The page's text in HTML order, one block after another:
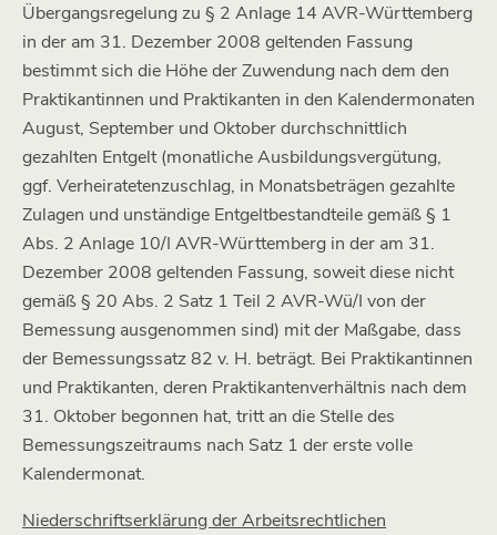
Übergangsregelung zu § 2 Anlage 14 AVR-Württemberg
in der am 31. Dezember 2008 geltenden Fassung
bestimmt sich die Höhe der Zuwendung nach dem den
Praktikantinnen und Praktikanten in den Kalendermonaten
August, September und Oktober durchschnittlich
gezahlten Entgelt (monatliche Ausbildungsvergütung,
ggf. Verheiratetenzuschlag, in Monatsbeträgen gezahlte
Zulagen und unständige Entgeltbestandteile gemäß § 1
Abs. 2 Anlage 10/I AVR-Württemberg in der am 31.
Dezember 2008 geltenden Fassung, soweit diese nicht
gemäß § 20 Abs. 2 Satz 1 Teil 2 AVR-Wü/I von der
Bemessung ausgenommen sind) mit der Maßgabe, dass
der Bemessungssatz 82 v. H. beträgt. Bei Praktikantinnen
und Praktikanten, deren Praktikantenverhältnis nach dem
31. Oktober begonnen hat, tritt an die Stelle des
Bemessungszeitraums nach Satz 1 der erste volle
Kalendermonat.
Niederschriftserklärung der Arbeitsrechtlichen